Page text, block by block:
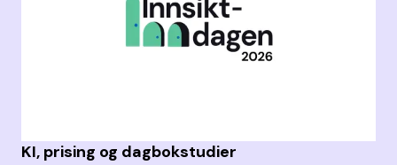
KI, prising og dagbokstudier